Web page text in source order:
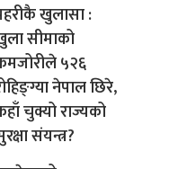
खुलासा :
सीमाको
५२६
नेपाल छिरे,
चुक्यो राज्यको
संयन्त्र?